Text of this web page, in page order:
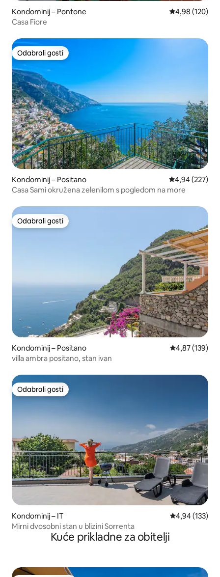
Kondominij – Pontone Prosječna
4,98 (120)
Casa Fiore
Odabrali gosti
Odabrali gosti
Kondominij – Positano Prosječna
4,94 (227)
Casa Sami okružena zelenilom s pogledom na more
Odabrali gosti
Odabrali gosti
Kondominij – Positano Prosječna
4,87 (139)
villa ambra positano, stan ivan
Odabrali gosti
Odabrali gosti
Kondominij – IT Prosječna
4,94 (133)
Mirni dvosobni stan u blizini Sorrenta
Kuće prikladne za obitelji